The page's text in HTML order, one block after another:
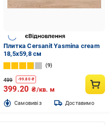
Плитка Cersanit Yasmina cream
18,5х59,8 см
9
499 -99.80₴
399.20 ₴/кв. м
Cамовивіз Доставимо